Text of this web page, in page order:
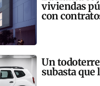
viviendas
con
Un
subasta que